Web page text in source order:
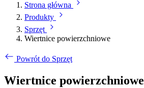
Strona główna
Produkty
Sprzęt
Wiertnice powierzchniowe
Powrót do Sprzęt
Wiertnice powierzchniowe